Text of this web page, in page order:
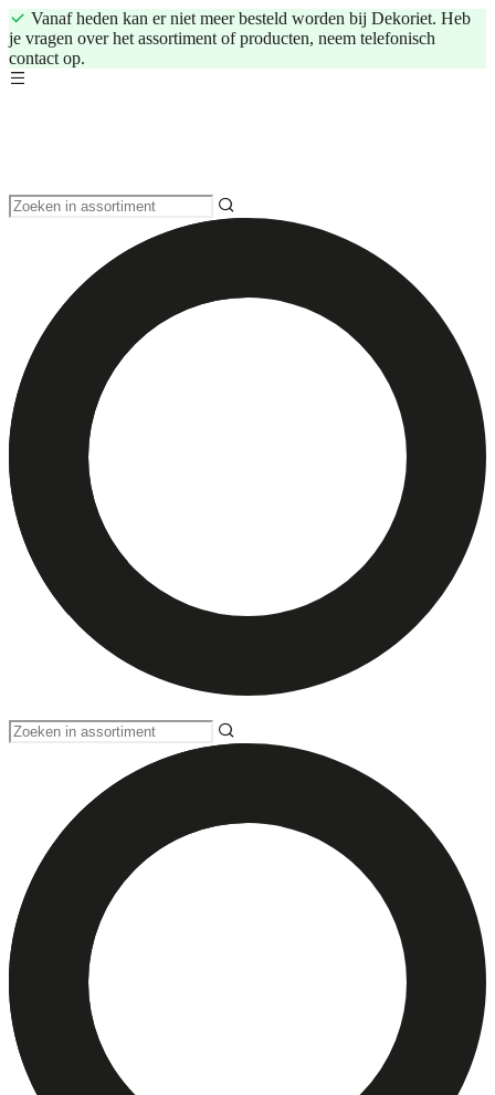
Vanaf heden kan er niet meer besteld worden bij Dekoriet. Heb
je vragen over het assortiment of producten, neem telefonisch
contact op.